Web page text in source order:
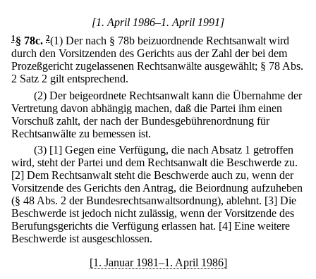
[1. April 1986–1. April 1991]
1§ 78c. 2(1) Der nach § 78b beizuordnende Rechtsanwalt wird
durch den Vorsitzenden des Gerichts aus der Zahl der bei dem
Prozeßgericht zugelassenen Rechtsanwälte ausgewählt; § 78 Abs.
2 Satz 2 gilt entsprechend.
(2) Der beigeordnete Rechtsanwalt kann die Übernahme der
Vertretung davon abhängig machen, daß die Partei ihm einen
Vorschuß zahlt, der nach der Bundesgebührenordnung für
Rechtsanwälte zu bemessen ist.
(3) [1] Gegen eine Verfügung, die nach Absatz 1 getroffen
wird, steht der Partei und dem Rechtsanwalt die Beschwerde zu.
[2] Dem Rechtsanwalt steht die Beschwerde auch zu, wenn der
Vorsitzende des Gerichts den Antrag, die Beiordnung aufzuheben
(§ 48 Abs. 2 der Bundesrechtsanwaltsordnung), ablehnt. [3] Die
Beschwerde ist jedoch nicht zulässig, wenn der Vorsitzende des
Berufungsgerichts die Verfügung erlassen hat. [4] Eine weitere
Beschwerde ist ausgeschlossen.
[1. Januar 1981–1. April 1986]